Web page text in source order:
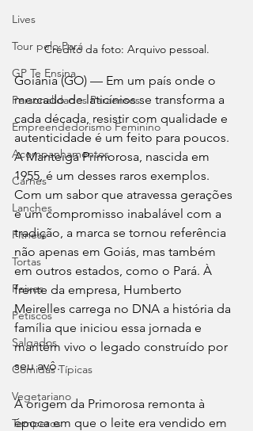
Lives
Tour pelo Pará
GP Te Ensina
Personalidades Paraenses
Empreendedorismo Feminino
Acompanhamentos
Carnes
Lanches
Fitness
Tortas
Peixes
Petiscos
Salgados
Comidas Típicas
Vegetariano
Temperos
Crédito da foto: Arquivo pessoal.
Goiânia (GO) — Em um país onde o
mercado de laticínios se transforma a
cada década, resistir com qualidade e
autenticidade é um feito para poucos.
A Manteiga Primorosa, nascida em
1955, é um desses raros exemplos.
Com um sabor que atravessa gerações
e um compromisso inabalável com a
tradição, a marca se tornou referência
não apenas em Goiás, mas também
em outros estados, como o Pará. À
frente da empresa, Humberto
Meirelles carrega no DNA a história da
família que iniciou essa jornada e
mantém vivo o legado construído por
seu avô.
A origem da Primorosa remonta à
época em que o leite era vendido em